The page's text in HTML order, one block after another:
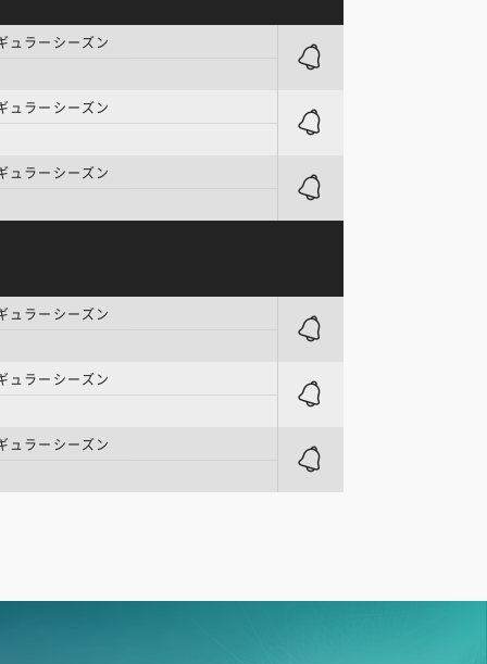
ラーシーズン
ラーシーズン
ラーシーズン
ラーシーズン
ラーシーズン
ラーシーズン